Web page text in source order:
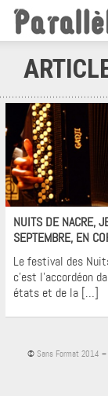
Flashback
NUITS DE NACRE,
SEPTEMBRE, EN
Le festival des
c’est l’accordéon
états et de la […]
© Sans Format 2014 –